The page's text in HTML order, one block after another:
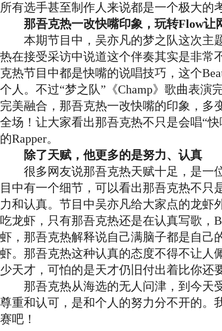
所有选手甚至制作人来说都是一个极大的
那吾克热一改快嘴印象，玩转Flow让
本期节目中，吴亦凡的梦之队这次主
热在接受采访中说道这个伴奏其实是非常
克热节目中都是快嘴的说唱技巧，这个
个人。不过“梦之队”《Champ》歌曲表演
完美融合，那吾克热一改快嘴的印象，多
全场！让大家看出那吾克热不只是会唱“
的Rapper。
除了天赋，他更多的是努力、认真
很多网友说那吾克热天赋十足，是一
目中有一个细节，可以看出那吾克热不只
力和认真。节目中吴亦凡给大家点的龙虾
吃龙虾，只有那吾克热还是在认真写歌，
虾，那吾克热解释说自己满脑子都是自己
虾。那吾克热这种认真的态度不得不让人
少天才，可怕的是天才仍旧付出着比你还
那吾克热从海选的无人问津，到今天
尊重和认可，是和个人的努力分不开的。
赛吧！